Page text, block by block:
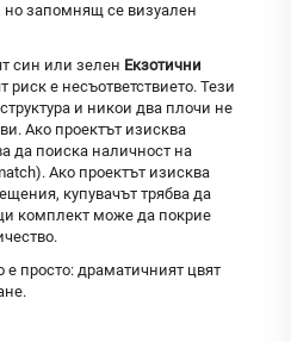
запомнящ се визуален
син или зелен Екзотични
риск е несъответствието. Тези
и никои два плочи не
Ако проектът изисква
да поиска наличност на
Ако проектът изисква
купувачът трябва да
комплект може да покрие
просто: драматичният цвят